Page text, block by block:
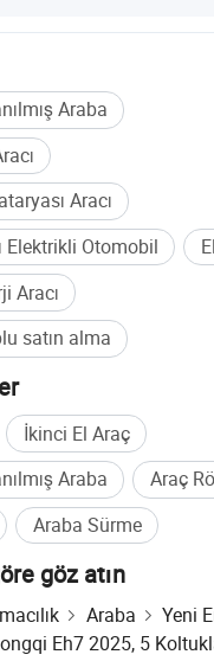
Araba
Aracı
Elektrikli Otomobil
Aracı
satın alma
İkinci El Araç
Araba
Araç
Araba Sürme
göz atın
Araba
Yeni
Eh7 2025, 5